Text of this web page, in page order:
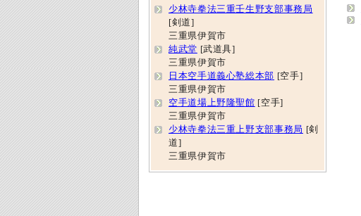
少林寺拳法三重壬生野支部事務局
[剣道]
三重県伊賀市
純武堂 [武道具]
三重県伊賀市
日本空手道義心塾総本部 [空手]
三重県伊賀市
空手道場上野隆聖館 [空手]
三重県伊賀市
少林寺拳法三重上野支部事務局 [剣
道]
三重県伊賀市